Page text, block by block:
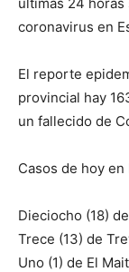
coronavirus en
El reporte
provincial hay
un fallecido de
Casos de hoy en
Dieciocho (18)
Trece (13) de
Uno (1) de El